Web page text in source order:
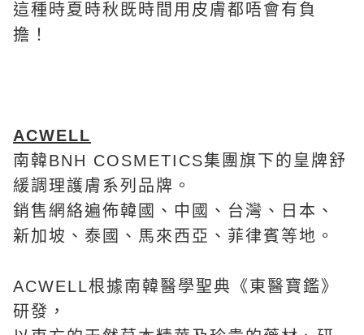
這種時夏時秋既時間用皮膚都唔會有負
擔！
ACWELL
南韓BNH COSMETICS集團旗下的皇牌舒
緩調理護膚系列品牌。
銷售網絡遍佈韓國、中國、台灣、日本、
新加坡、泰國、馬來西亞、菲律賓等地。
ACWELL根據南韓醫學聖典《東醫寶鑑》
研發，